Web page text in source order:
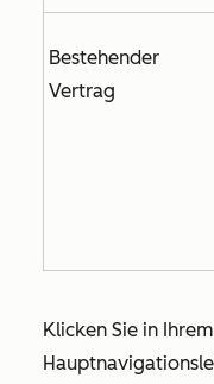
Bestehender
Vertrag
Klicken Sie in